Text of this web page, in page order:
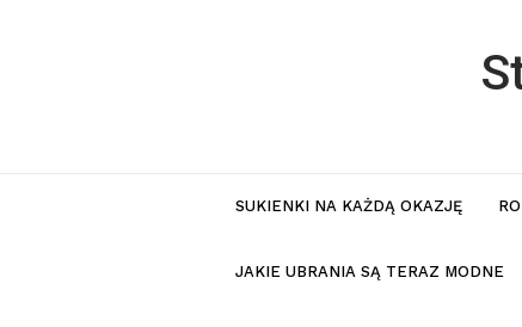
SUKIENKI NA KAŻDĄ OKAZJĘ
JAKIE UBRANIA SĄ TERAZ MODNE